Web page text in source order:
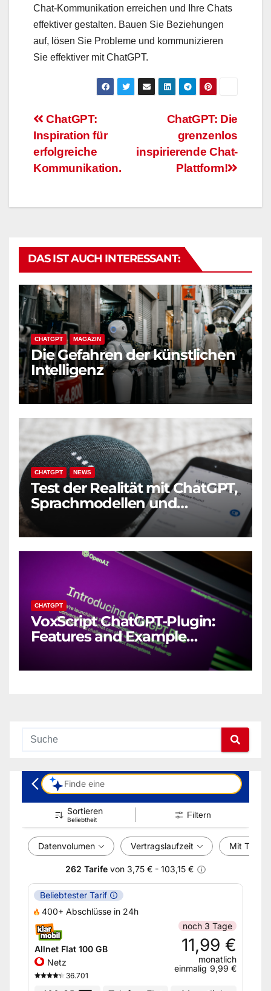
Chat-Kommunikation erreichen und Ihre Chats
effektiver gestalten. Bauen Sie Beziehungen
auf, lösen Sie Probleme und kommunizieren
Sie effektiver mit ChatGPT.
Beitragsnavigation
ChatGPT: Die
grenzenlos
inspirierende Chat-
Plattform!
ChatGPT:
Inspiration für
erfolgreiche
Kommunikation.
DAS IST AUCH INTERESSANT:
CHATGPT MAGAZIN
Die Gefahren der künstlichen
Intelligenz
CHATGPT NEWS
Test der Realität mit ChatGPT,
Sprachmodellen und
CHATGPT
VoxScript ChatGPT-Plugin:
Features and Example